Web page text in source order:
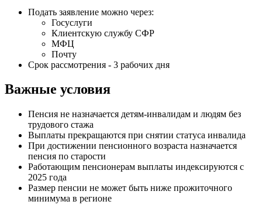
Подать заявление можно через:
Госуслуги
Клиентскую службу СФР
МФЦ
Почту
Срок рассмотрения - 3 рабочих дня
Важные условия
Пенсия не назначается детям-инвалидам и людям без
трудового стажа
Выплаты прекращаются при снятии статуса инвалида
При достижении пенсионного возраста назначается
пенсия по старости
Работающим пенсионерам выплаты индексируются с
2025 года
Размер пенсии не может быть ниже прожиточного
минимума в регионе